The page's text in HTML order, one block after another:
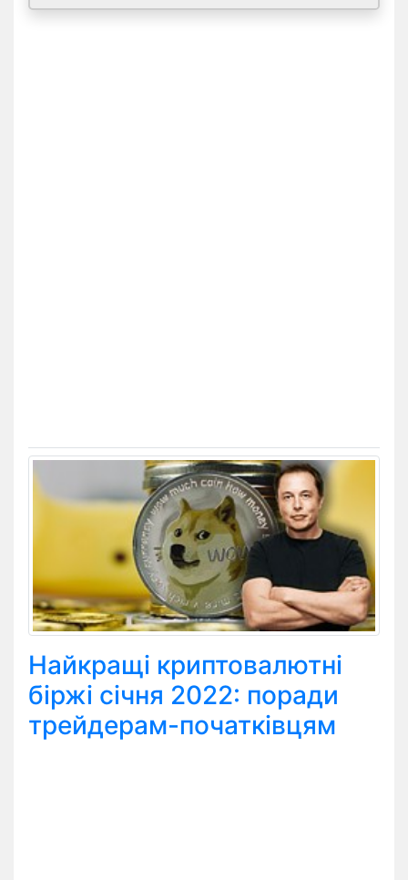
Найкращі криптовалютні
біржі січня 2022: поради
трейдерам-початківцям